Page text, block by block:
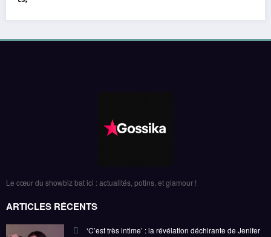
Le cœur du showbiz bat ici : actualités, potins, et glamour !
ARTICLES RÉCENTS
‘C’est très intime’ : la révélation déchirante de Jenifer